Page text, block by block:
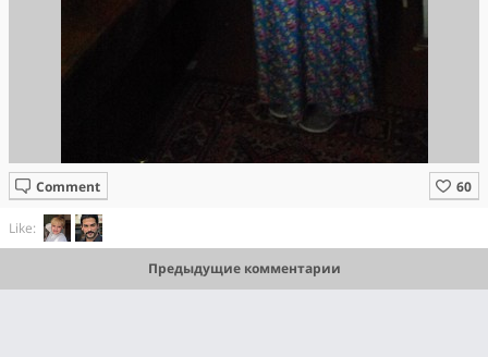
Comment
Like:
Предыдущие комментарии